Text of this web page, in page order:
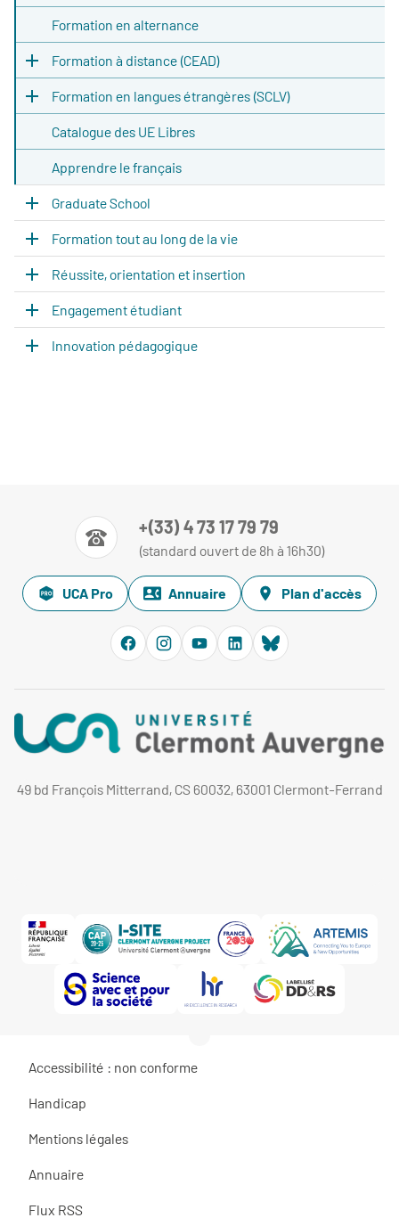
Formation en alternance
Formation à distance (CEAD)
Formation en langues étrangères (SCLV)
Catalogue des UE Libres
Apprendre le français
Graduate School
Formation tout au long de la vie
Réussite, orientation et insertion
Engagement étudiant
Innovation pédagogique
+(33) 4 73 17 79 79
(standard ouvert de 8h à 16h30)
UCA Pro Annuaire Plan d'accès
49 bd François Mitterrand, CS 60032, 63001 Clermont-Ferrand
Accessibilité : non conforme
Handicap
Mentions légales
Annuaire
Flux RSS